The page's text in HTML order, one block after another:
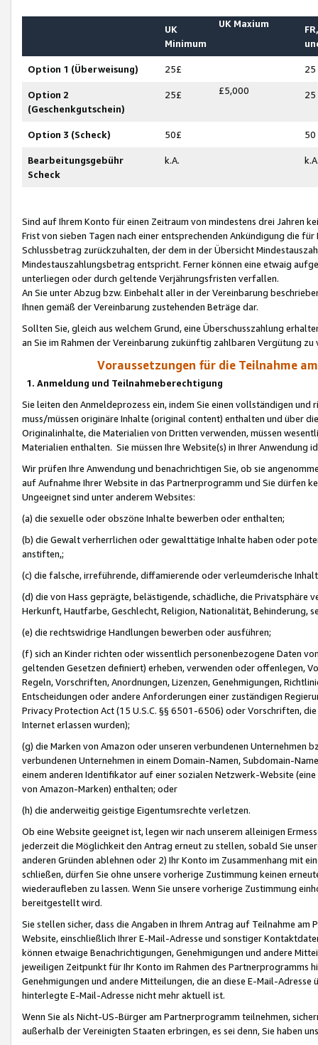
UK
Minimum
UK Maxium
Option 1 (Überweisung) 25£ 25
Option 2
(Geschenkgutschein)
25£ £5,000 25
Option 3 (Scheck) 50£ 50
Bearbeitungsgebühr
Scheck
k.A.
Sind auf Ihrem Konto für einen Zeitraum von mindestens drei Jahren
Frist von sieben Tagen nach einer entsprechenden Ankündigung die
Schlussbetrag zurückzuhalten, der dem in der Übersicht
Mindestauszahlungsbetrag entspricht. Ferner können eine etwaig
unterliegen oder durch geltende Verjährungsfristen verfallen.
An Sie unter Abzug bzw. Einbehalt aller in der Vereinbarung
Ihnen gemäß der Vereinbarung zustehenden Beträge dar.
Sollten Sie, gleich aus welchem Grund, eine Überschusszahlung
an Sie im Rahmen der Vereinbarung zukünftig zahlbaren Vergütung zu
Voraussetzungen für die Teilnahme
1. Anmeldung und Teilnahmeberechtigung
Sie leiten den Anmeldeprozess ein, indem Sie einen vollständigen
muss/müssen originäre Inhalte (original content) enthalten und über
Originalinhalte, die Materialien von Dritten verwenden, müssen
Materialien enthalten. Sie müssen Ihre Website(s) in Ihrer Anwendung
Wir prüfen Ihre Anwendung und benachrichtigen Sie, ob sie
auf Aufnahme Ihrer Website in das Partnerprogramm und Sie dürfen
Ungeeignet sind unter anderem Websites:
(a) die sexuelle oder obszöne Inhalte bewerben oder enthalten;
(b) die Gewalt verherrlichen oder gewalttätige Inhalte haben oder
anstiften,;
(c) die falsche, irreführende, diffamierende oder verleumderische
(d) die von Hass geprägte, belästigende, schädliche, die Privatsphäre
Herkunft, Hautfarbe, Geschlecht, Religion, Nationalität, Behinderung,
(e) die rechtswidrige Handlungen bewerben oder ausführen;
(f) sich an Kinder richten oder wissentlich personenbezogene Daten
geltenden Gesetzen definiert) erheben, verwenden oder offenlegen,
Regeln, Vorschriften, Anordnungen, Lizenzen, Genehmigungen,
Entscheidungen oder andere Anforderungen einer zuständigen
Privacy Protection Act (15 U.S.C. §§ 6501-6506) oder Vorschriften,
Internet erlassen wurden);
(g) die Marken von Amazon oder unseren verbundenen Unternehmen
verbundenen Unternehmen in einem Domain-Namen, Subdomain-
einem anderen Identifikator auf einer sozialen Netzwerk-Website
von Amazon-Marken) enthalten; oder
(h) die anderweitig geistige Eigentumsrechte verletzen.
Ob eine Website geeignet ist, legen wir nach unserem alleinigen
jederzeit die Möglichkeit den Antrag erneut zu stellen, sobald Sie
anderen Gründen ablehnen oder 2) Ihr Konto im Zusammenhang mit
schließen, dürfen Sie ohne unsere vorherige Zustimmung keinen
wiederaufleben zu lassen. Wenn Sie unsere vorherige Zustimmung
bereitgestellt wird.
Sie stellen sicher, dass die Angaben in Ihrem Antrag auf Teilnahme
Website, einschließlich Ihrer E-Mail-Adresse und sonstiger
können etwaige Benachrichtigungen, Genehmigungen und andere
jeweiligen Zeitpunkt für Ihr Konto im Rahmen des Partnerprogramms
Genehmigungen und andere Mitteilungen, die an diese E-Mail-
hinterlegte E-Mail-Adresse nicht mehr aktuell ist.
Wenn Sie als Nicht-US-Bürger am Partnerprogramm teilnehmen,
außerhalb der Vereinigten Staaten erbringen, es sei denn, Sie haben